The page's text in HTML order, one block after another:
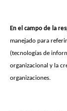
En el campo de la
manejado para
(tecnologías de
organizacional y la
organizaciones.